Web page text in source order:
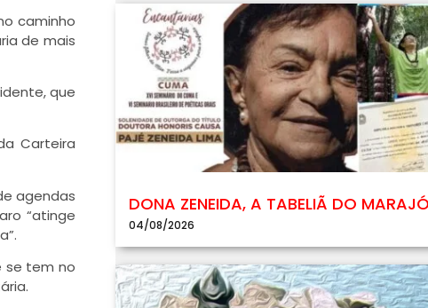
caminho
de mais
que
Carteira
agendas
“atinge
se tem no
DONA ZENEIDA, A TABELIÃ DO
04/08/2026